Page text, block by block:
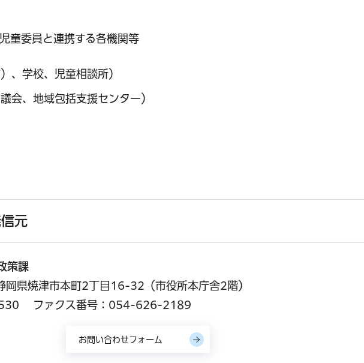
童委員と連携する各機関等
、学校、児童相談所）
会、地域包括支援センター）
元
政策課
県焼津市本町2丁目16-32（市役所本庁舎2階）
ファクス番号：054-626-2189